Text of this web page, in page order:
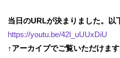
当日のURLが決まりました。以
https://youtu.be/42l_uUUxDiU
↑アーカイブでご覧いただけます